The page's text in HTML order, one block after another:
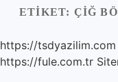
Yasal Uyarı
Hakkımızda
ETIKET: ÇIĞ
https://tsdyazilim.com
https://fule.com.tr